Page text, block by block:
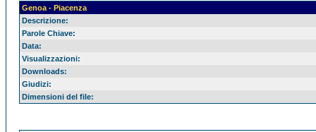
Genoa - Piacenza
Descrizione:
Parole Chiave:
Data:
Visualizzazioni:
Downloads:
Giudizi:
Dimensioni del file: